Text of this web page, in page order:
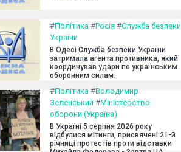
#Політика #Росія #Служба безпеки
України
В Одесі Служба безпеки України
затримала агента противника, який
координував удари по українським
оборонним силам.
#Політика #Володимир
Зеленський #Міністерство
оборони (Україна)
В Україні 5 серпня 2026 року
відбулися мітинги, присвячені 21-й
річниці протестів проти відставки